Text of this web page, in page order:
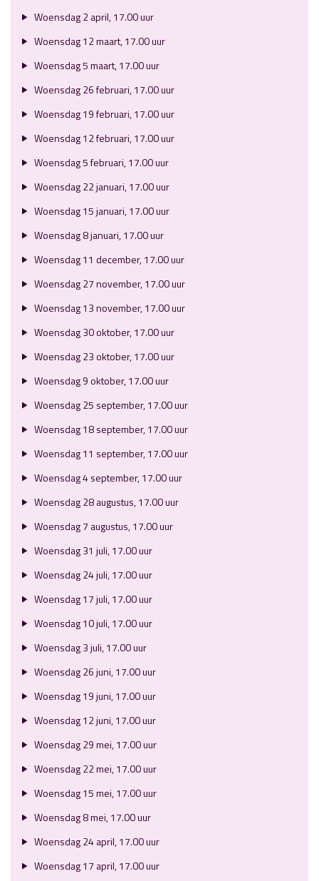
Woensdag 2 april, 17.00 uur
Woensdag 12 maart, 17.00 uur
Woensdag 5 maart, 17.00 uur
Woensdag 26 februari, 17.00 uur
Woensdag 19 februari, 17.00 uur
Woensdag 12 februari, 17.00 uur
Woensdag 5 februari, 17.00 uur
Woensdag 22 januari, 17.00 uur
Woensdag 15 januari, 17.00 uur
Woensdag 8 januari, 17.00 uur
Woensdag 11 december, 17.00 uur
Woensdag 27 november, 17.00 uur
Woensdag 13 november, 17.00 uur
Woensdag 30 oktober, 17.00 uur
Woensdag 23 oktober, 17.00 uur
Woensdag 9 oktober, 17.00 uur
Woensdag 25 september, 17.00 uur
Woensdag 18 september, 17.00 uur
Woensdag 11 september, 17.00 uur
Woensdag 4 september, 17.00 uur
Woensdag 28 augustus, 17.00 uur
Woensdag 7 augustus, 17.00 uur
Woensdag 31 juli, 17.00 uur
Woensdag 24 juli, 17.00 uur
Woensdag 17 juli, 17.00 uur
Woensdag 10 juli, 17.00 uur
Woensdag 3 juli, 17.00 uur
Woensdag 26 juni, 17.00 uur
Woensdag 19 juni, 17.00 uur
Woensdag 12 juni, 17.00 uur
Woensdag 29 mei, 17.00 uur
Woensdag 22 mei, 17.00 uur
Woensdag 15 mei, 17.00 uur
Woensdag 8 mei, 17.00 uur
Woensdag 24 april, 17.00 uur
Woensdag 17 april, 17.00 uur